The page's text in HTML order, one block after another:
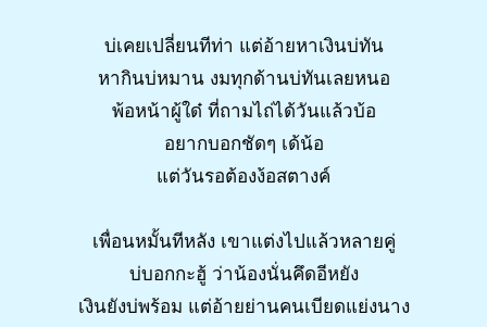
บ่เคยเปลี่ยนทีท่า แต่อ้ายหาเงินบ่ทัน
หากินบ่หมาน งมทุกด้านบ่ทันเลยหนอ
พ้อหน้าผู้ใด๋ ที่ถามไถ่ได้วันแล้วบ้อ
อยากบอกชัดๆ เด้น้อ
แต่วันรอต้องง้อสตางค์
เพื่อนหมั้นทีหลัง เขาแต่งไปแล้วหลายคู่
บ่บอกกะฮู้ ว่าน้องนั่นคึดอีหยัง
เงินยังบ่พร้อม แต่อ้ายย่านคนเบียดแย่งนาง